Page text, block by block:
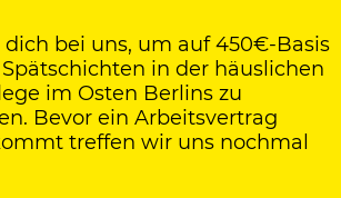
dich bei uns, um auf 450€-Basis
in der häuslichen
im Osten Berlins zu
Bevor ein Arbeitsvertrag
treffen wir uns nochmal